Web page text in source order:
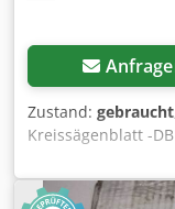
Zustand: gebraucht
Kreissägenblatt -
Uhluspfx Ai Tjck -n
vorhanden -